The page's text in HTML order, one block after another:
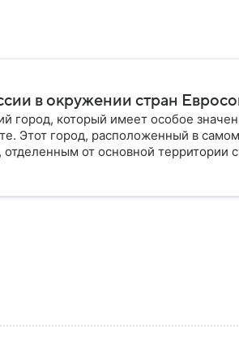
в окружении стран
город, который имеет особое
Этот город, расположенный в
от основной территории